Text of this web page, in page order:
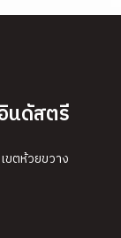
นดัสตรี
ตห้วยขวาง